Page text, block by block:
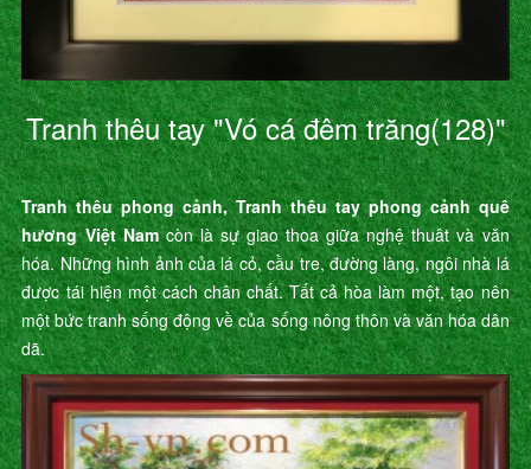
Tranh thêu tay "Vó cá đêm trăng(128)"
Tranh thêu phong cảnh, Tranh thêu tay phong cảnh quê
hương Việt Namcòn là sự giao thoa giữa nghệ thuât và văn
hóa. Những hình ảnh của lá cỏ, cầu tre, đường làng, ngôi nhà lá
được tái hiện một cách chân chất. Tất cả hòa làm một, tạo nên
một bức tranh sống động về của sống nông thôn và văn hóa dân
dã.